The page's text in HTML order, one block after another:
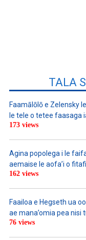
TALA
Faamālōlō e Zelensky
le tele o tetee faasaga
173 views
Agina popolega i le
aemaise le aofa’i o
162 views
Faailoa e Hegseth ua
ae mana’omia pea nisi
76 views